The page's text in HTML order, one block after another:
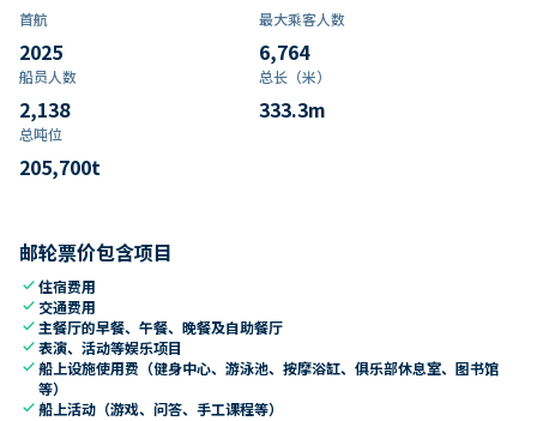
首航
2025
最大乘客人数
6,764
船员人数
2,138
总长（米）
333.3m
总吨位
205,700t
邮轮票价包含项目
check住宿费用
check 交通费用
check 主餐厅的早餐、午餐、晚餐及自助餐厅
check表演、活动等娱乐项目
check船上设施使用费（健身中心、游泳池、按摩浴缸、俱乐部休息室、图书馆
等）
check船上活动（游戏、问答、手工课程等）